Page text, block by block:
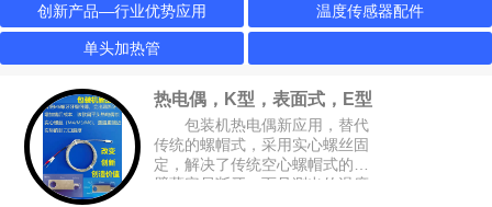
创新产品—行业优势应用 温度传感器配件
单头加热管
热电偶，K型，表面式，E型
包装机热电偶新应用，替代
传统的螺帽式，采用实心螺丝固
定，解决了传统空心螺帽式的牙
壁薄容易断牙，而且测出的温度